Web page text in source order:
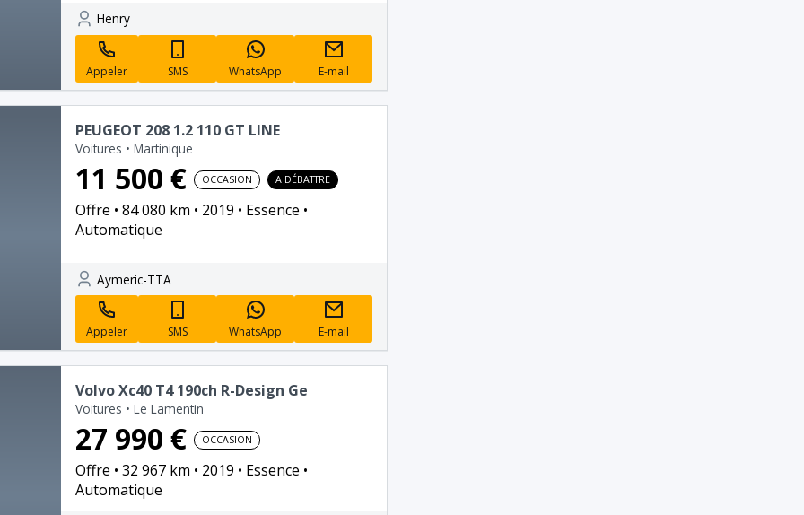
Henry
Appeler SMS WhatsApp E-mail
PEUGEOT 208 1.2 110 GT LINE
Voitures • Martinique
11 500 € OCCASION A DÉBATTRE
Offre 84 080 km 2019
Essence
Automatique
Aymeric-TTA
Appeler SMS WhatsApp E-mail
Volvo Xc40 T4 190ch R-Design Ge
Voitures • Le Lamentin
27 990 € OCCASION
Offre 32 967 km 2019
Essence
Automatique